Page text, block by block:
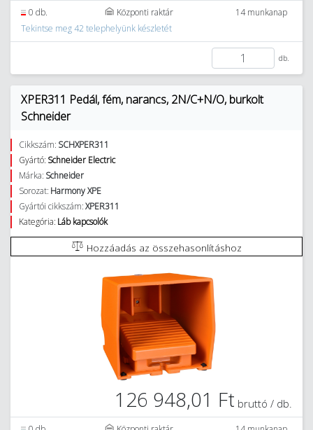
0 db. Központi raktár
14 munkanap
Tekintse meg 42 telephelyünk készletét
db.
XPER311 Pedál, fém, narancs, 2N/C+N/O, burkolt
Schneider
Cikkszám: SCHXPER311
Gyártó: Schneider Electric
Márka: Schneider
Sorozat: Harmony XPE
Gyártói cikkszám:XPER311
Kategória: Láb kapcsolók
Hozzáadás az összehasonlításhoz
126 948,01 Ft bruttó / db.